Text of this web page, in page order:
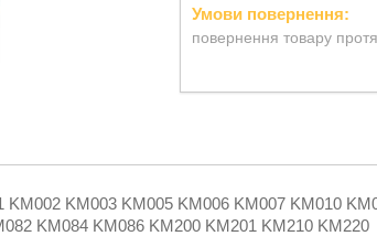
повернення товару
KM003 KM005 KM006 KM007 KM010
KM084 KM086 KM200 KM201 KM210 KM220